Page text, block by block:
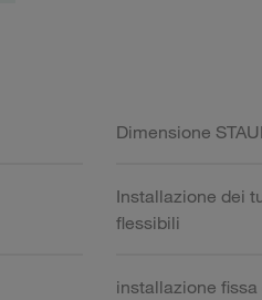
Dimensione
Installazione dei
flessibili
installazione fissa